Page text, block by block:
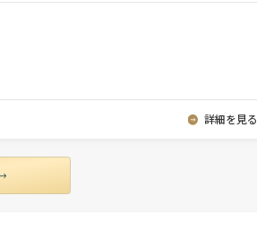
詳細を見る